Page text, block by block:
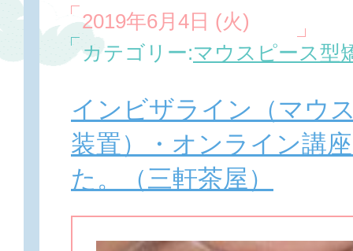
2019年6月4日 (火)
カテゴリー:マウスピース型
インビザライン（マウ
装置）・オンライン講
た。（三軒茶屋）